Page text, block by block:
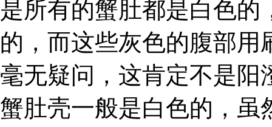
是所有的蟹肚都是白色
的，而这些灰色的腹部
毫无疑问，这肯定不是阳
蟹肚壳一般是白色的，虽